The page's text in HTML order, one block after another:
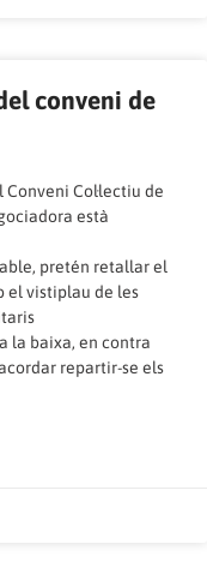
conveni de
Col·lectiu de
està
pretén retallar el
el vistiplau de les
la baixa, en contra
repartir-se els